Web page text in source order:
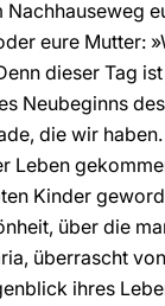
eure Mutter:
dieser Tag
Neubeginns
die wir
Leben
Kinder
über die
überrascht
ihres